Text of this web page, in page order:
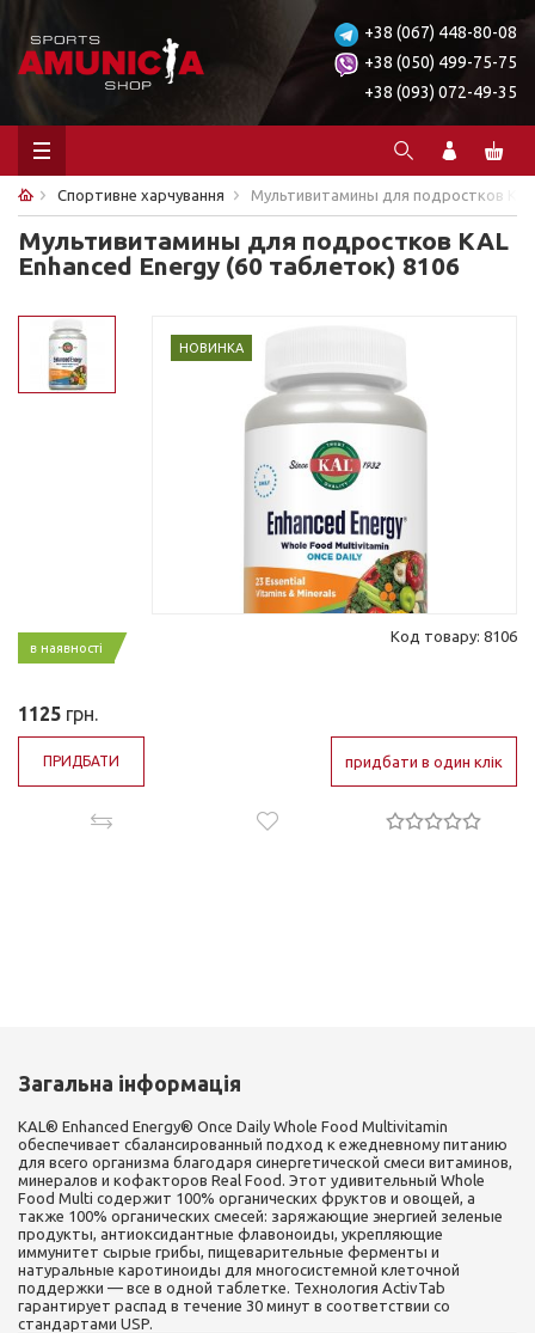
+38 (067) 448-80-08
+38 (050) 499-75-75
+38 (093) 072-49-35
Спортивне харчування Мультивитамины для подростков
Мультивитамины для подростков KAL
Enhanced Energy (60 таблеток) 8106
НОВИНКА
в наявності
Код товару: 8106
1125 грн.
ПРИДБАТИ придбати в один клік
Загальна інформація
KAL® Enhanced Energy® Once Daily Whole Food Multivitamin
обеспечивает сбалансированный подход к ежедневному питанию
для всего организма благодаря синергетической смеси витаминов,
минералов и кофакторов Real Food. Этот удивительный Whole
Food Multi содержит 100% органических фруктов и овощей, а
также 100% органических смесей: заряжающие энергией зеленые
продукты, антиоксидантные флавоноиды, укрепляющие
иммунитет сырые грибы, пищеварительные ферменты и
натуральные каротиноиды для многосистемной клеточной
поддержки — все в одной таблетке. Технология ActivTab
гарантирует распад в течение 30 минут в соответствии со
стандартами USP.